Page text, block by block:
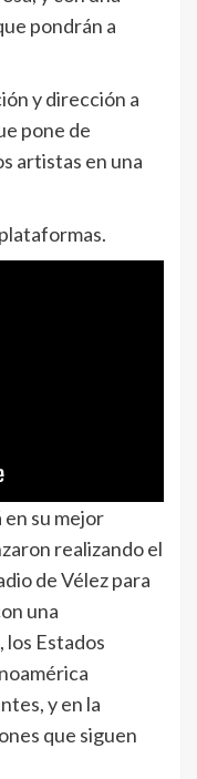
pondrán a
y dirección a
pone de
artistas en una
en su mejor
realizando el
de Vélez para
una
Estados
y en la
que siguen